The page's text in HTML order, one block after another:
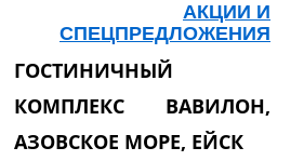
АКЦИИ И
СПЕЦПРЕДЛОЖЕНИЯ
ГОСТИНИЧНЫЙ
КОМПЛЕКС ВАВИЛОН,
АЗОВСКОЕ МОРЕ, ЕЙСК